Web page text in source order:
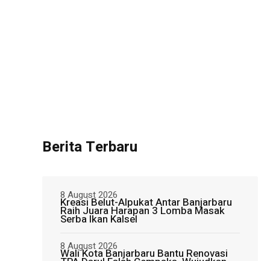
Berita Terbaru
Kreasi Belut-Alpukat Antar Banjarbaru
Raih Juara Harapan 3 Lomba Masak
Serba Ikan Kalsel
8 August 2026
Wali Kota Banjarbaru Bantu Renovasi
8 August 2026